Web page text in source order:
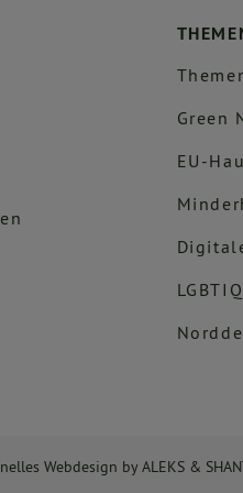
Green
EU-
Webdesign byALEKS &